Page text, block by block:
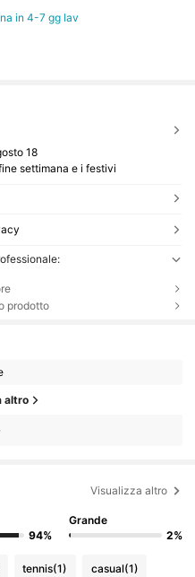
in 4-7 gg lav
18
settimana e i festivi
prodotto
altro
Visualizza altro
94%
Grande
2%
tennis(1) casual(1)